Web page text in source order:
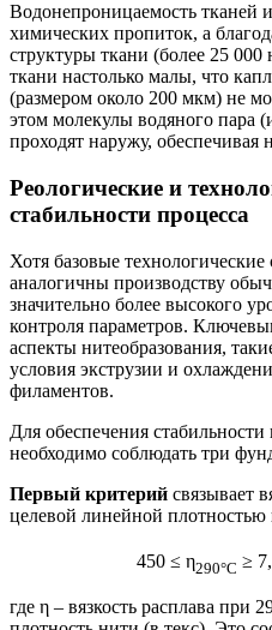
Водонепроницаемость тканей
химических пропиток, а
структуры ткани (более 25
ткани настолько малы, что
(размером около 200 мкм) не
этом молекулы водяного пара
проходят наружу,
Реологические и
стабильности процесса
Хотя базовые
аналогичны производству
значительно более высокого
контроля параметров.
аспекты нитеобразования,
условия экструзии и
филаментов.
Для обеспечения
необходимо соблюдать три
Первый критерий связывает
целевой линейной плотностью
450 ≤ η290°С ≥
где η – вязкость расплава при